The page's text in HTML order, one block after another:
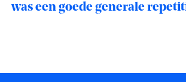
was een goede generale